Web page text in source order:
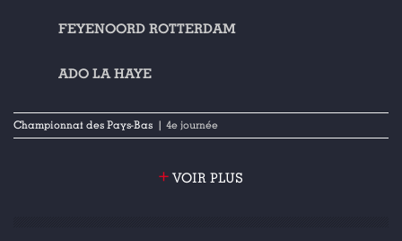
FEYENOORD ROTTERDAM
ADO LA HAYE
Championnat des Pays-Bas | 4e journée
+ VOIR PLUS